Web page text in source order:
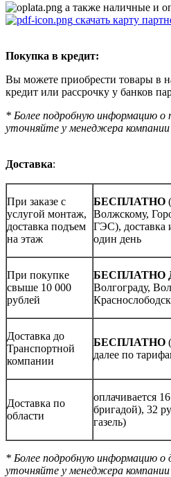
а также наличные и
скачать карту
Покупка в кредит:
Вы можете приобрести товары в
кредит или рассрочку у банков
* Более подробную информацию о
уточняйте у менеджера компании
Доставка:
При заказе с
услугой монтаж,
доставка подъем
на этаж
БЕСПЛАТНО
Волжскому,
ГЭС), доставка
один день
При покупке
свыше 10 000
рублей
БЕСПЛАТНО
Волгограду,
Доставка до
Транспортной
компании
БЕСПЛАТНО
далее по
Доставка по
области
оплачивается
бригадой), 32
газель)
* Более подробную информацию о
уточняйте у менеджера компании